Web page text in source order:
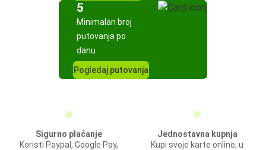
5
Minimalan broj
putovanja po
danu
Pogledaj putovanja
Sigurno plaćanje
Koristi Paypal, Google Pay,
Jednostavna kupnja
Kupi svoje karte online, u